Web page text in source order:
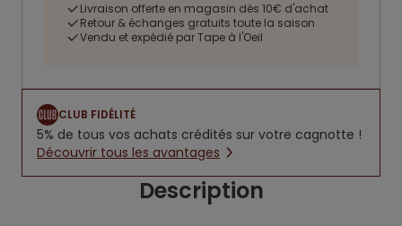
Livraison offerte en magasin dès 10€ d'achat
Retour & échanges gratuits toute la saison
Vendu et expédié par Tape à l'Oeil
CLUB FIDÉLITÉ
5% de tous vos achats crédités sur votre cagnotte !
Découvrir tous les avantages
Description